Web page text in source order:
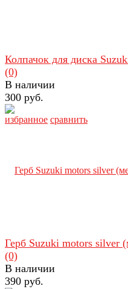
избранное сравнить
Колпачок для диска
(0)
В наличии
300 руб.
Герб Suzuki motors silver
(0)
В наличии
390 руб.